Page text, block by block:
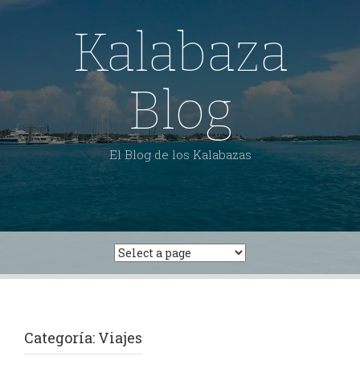
Skip
Kalabaza
Blog
El Blog de los Kalabazas
Categoría: Viajes